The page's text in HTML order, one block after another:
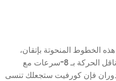
الخطوط المنحوتة بإتقان،
والهيكل الأساسي خفيف الوزن وناقل الحركة بـ 8-سرعات مع
فإن كورفيت ستجعلك تنسى